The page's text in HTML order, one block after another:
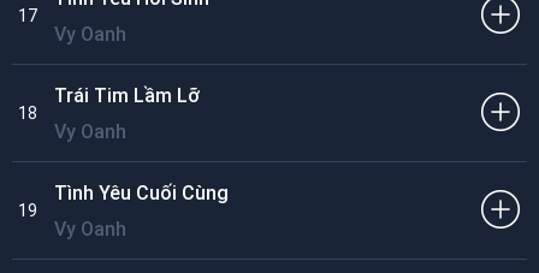
17
Vy Oanh
18
Trái Tim Lầm Lỡ
Vy Oanh
19
Tình Yêu Cuối Cùng
Vy Oanh